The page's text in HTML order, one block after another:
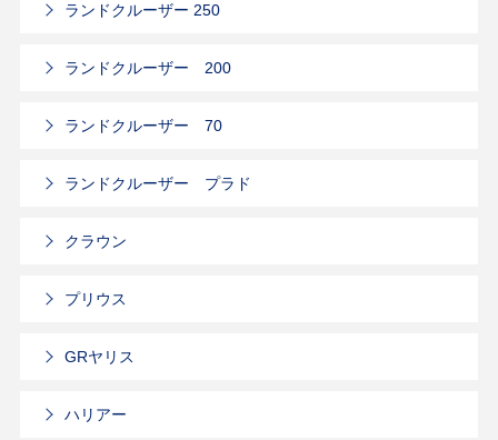
ランドクルーザー 250
ランドクルーザー 200
ランドクルーザー 70
ランドクルーザー プラド
クラウン
プリウス
GRヤリス
ハリアー